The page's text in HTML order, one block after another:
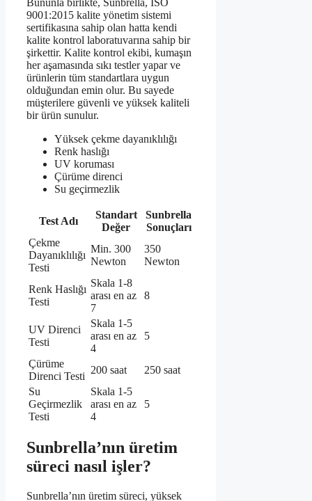
9001:2015 kalite yönetim sistemi
sertifikasına sahip olan hatta kendi
kalite kontrol laboratuvarına sahip bir
şirkettir. Kalite kontrol ekibi, kumaşın
her aşamasında sıkı testler yapar ve
ürünlerin tüm standartlara uygun
olduğundan emin olur. Bu sayede
müşterilere güvenli ve yüksek kaliteli
bir ürün sunulur.
Yüksek çekme dayanıklılığı
Renk haslığı
UV koruması
Çürüme direnci
Su geçirmezlik
Test Adı
Standart
Değer
Sunbrella
Sonuçları
Çekme
Dayanıklılığı
Testi
Min. 300
Newton
350
Newton
Renk Haslığı
Testi
Skala 1-8
arası en az
7
8
UV Direnci
Testi
Skala 1-5
arası en az
4
5
Çürüme
Direnci Testi
200 saat
250 saat
Su
Geçirmezlik
Testi
Skala 1-5
arası en az
4
5
Sunbrella’nın üretim
süreci nasıl işler?
Sunbrella’nın üretim süreci, yüksek